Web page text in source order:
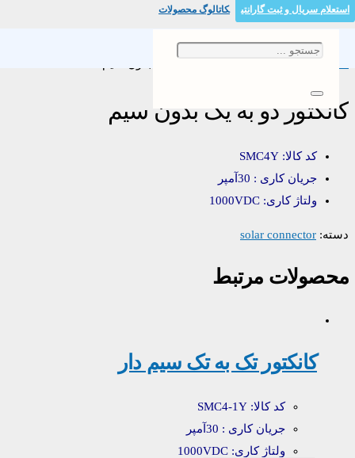
استعلام سریال و ثبت گارانتی کاتالوگ محصولات
کانکتور دو به یک بدون سیم
کد کالا: SMC4Y
جریان کاری : 30آمپر
ولتاژ کاری: 1000VDC
دسته: solar connector
محصولات مرتبط
کانکتور تک به تک سیم دار
کد کالا: SMC4-1Y
جریان کاری : 30آمپر
ولتاژ کاری: 1000VDC